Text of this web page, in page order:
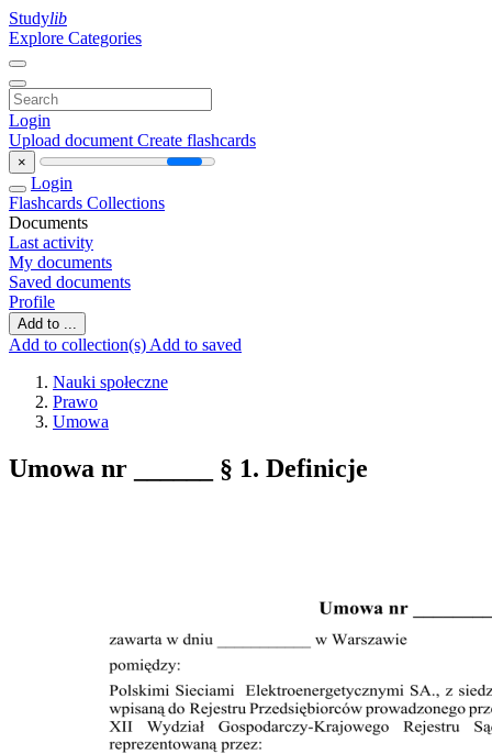
Studylib
Explore Categories
Login
Upload document Create flashcards
×
Login
Flashcards Collections
Documents
Last activity
My documents
Saved documents
Profile
Add to ...
Add to collection(s) Add to saved
Nauki społeczne
Prawo
Umowa
Umowa nr ______ § 1. Definicje